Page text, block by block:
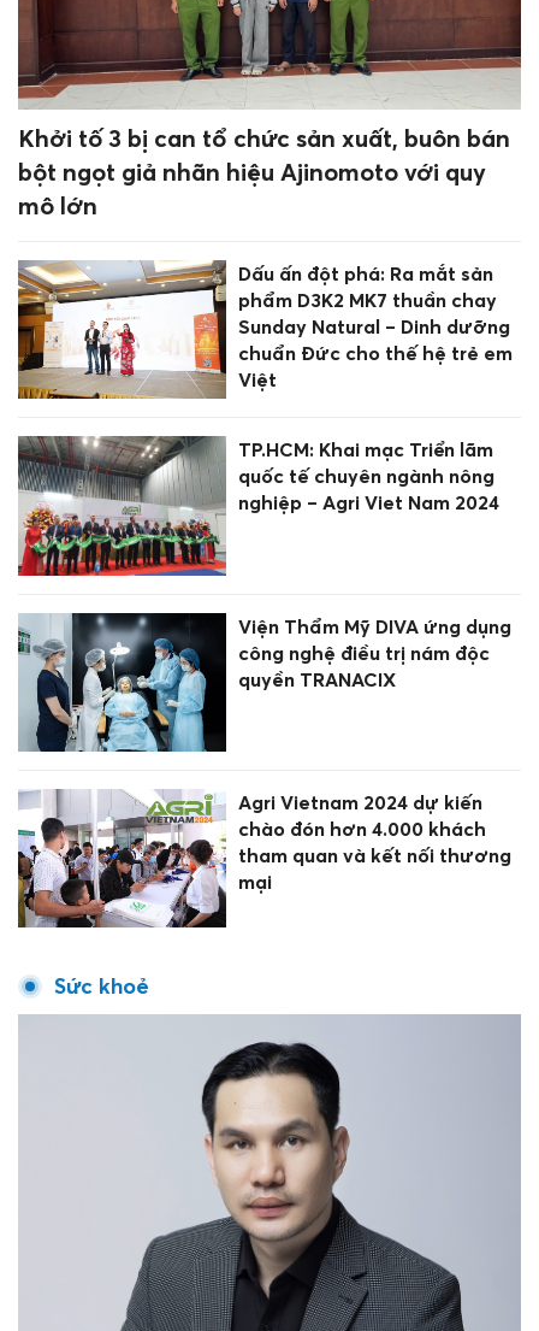
Khởi tố 3 bị can tổ chức sản xuất, buôn bán
bột ngọt giả nhãn hiệu Ajinomoto với quy
mô lớn
Dấu ấn đột phá: Ra mắt sản
phẩm D3K2 MK7 thuần chay
Sunday Natural – Dinh dưỡng
chuẩn Đức cho thế hệ trẻ em
Việt
TP.HCM: Khai mạc Triển lãm
quốc tế chuyên ngành nông
nghiệp – Agri Viet Nam 2024
Viện Thẩm Mỹ DIVA ứng dụng
công nghệ điều trị nám độc
quyền TRANACIX
Agri Vietnam 2024 dự kiến
chào đón hơn 4.000 khách
tham quan và kết nối thương
mại
Sức khoẻ